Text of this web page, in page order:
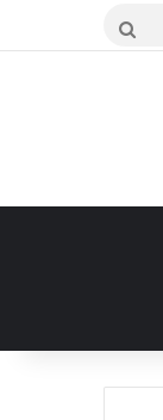
بحث